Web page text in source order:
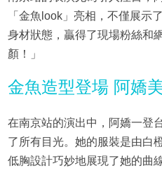
「金魚look」亮相，不僅展示
身材狀態，贏得了現場粉絲和
顏！」
金魚造型登場 阿嬌
在南京站的演出中，阿嬌一登
了所有目光。她的服裝是由白
低胸設計巧妙地展現了她的曲